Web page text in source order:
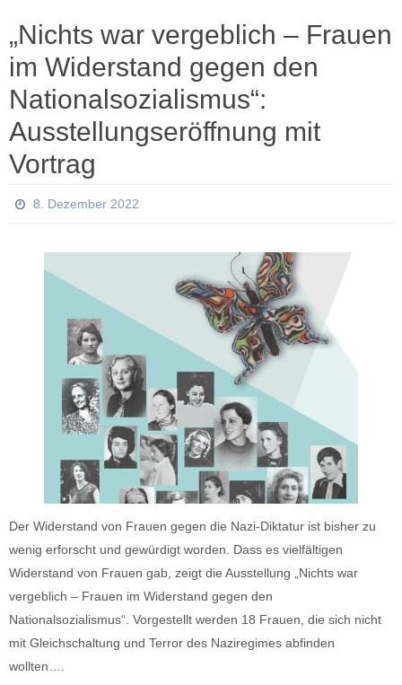
„Nichts war vergeblich – Frauen
im Widerstand gegen den
Nationalsozialismus“:
Ausstellungseröffnung mit
Vortrag
8. Dezember 2022
Der Widerstand von Frauen gegen die Nazi-Diktatur ist bisher zu
wenig erforscht und gewürdigt worden. Dass es vielfältigen
Widerstand von Frauen gab, zeigt die Ausstellung „Nichts war
vergeblich – Frauen im Widerstand gegen den
Nationalsozialismus“. Vorgestellt werden 18 Frauen, die sich nicht
mit Gleichschaltung und Terror des Naziregimes abfinden
wollten….